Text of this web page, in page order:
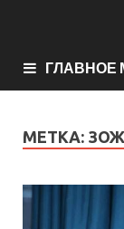
ГЛАВНОЕ
МЕТКА: ЗОЖ